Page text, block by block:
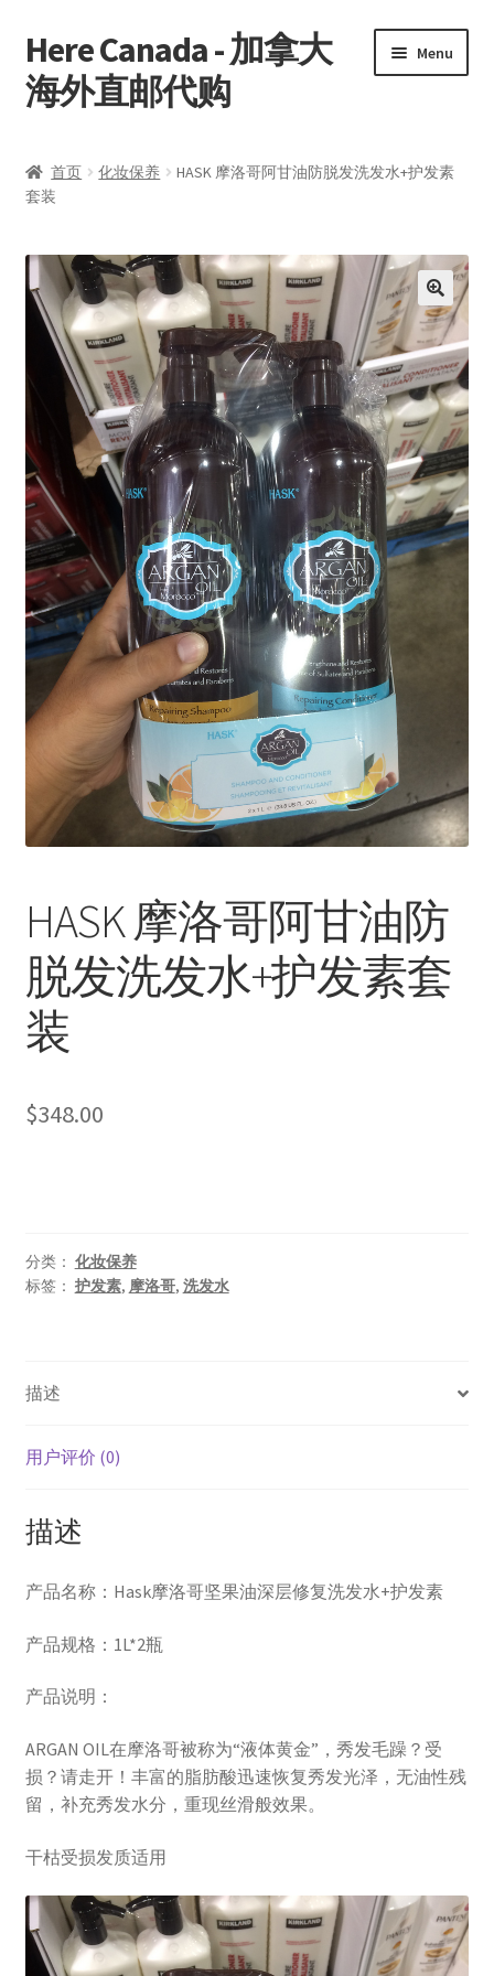
Skip
to
navigation
Skip
to
content
Here Canada - 加拿大
海外直邮代购
Menu
我的帐户
首页 化妆保养
HASK 摩洛哥阿甘油防脱发洗发水+护发素
套装
HASK 摩洛哥阿甘油防
脱发洗发水+护发素套
装
$348.00
分类： 化妆保养
标签： 护发素, 摩洛哥, 洗发水
描述
用户评价 (0)
描述
产品名称：Hask摩洛哥坚果油深层修复洗发水+护发素
产品规格：1L*2瓶
产品说明：
ARGAN OIL在摩洛哥被称为“液体黄金”，秀发毛躁？受
损？请走开！丰富的脂肪酸迅速恢复秀发光泽，无油性残
留，补充秀发水分，重现丝滑般效果。
干枯受损发质适用